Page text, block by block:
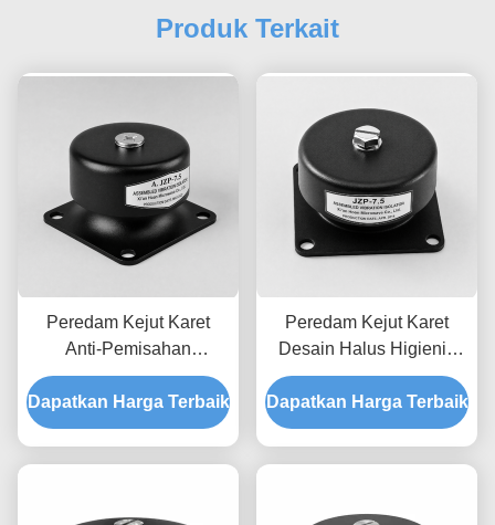
Produk Terkait
Peredam Kejut Karet
Anti-Pemisahan
Interlocking JZP-7.5
dengan Ketertelusuran
Lot Cetakan Permanen
Dapatkan Harga Terbaik
Peredam Kejut Karet
Desain Halus Higienis
JZP-7.5 dengan Peredam
Progresif yang Mudah
Dicuci
Dapatkan Harga Terbaik